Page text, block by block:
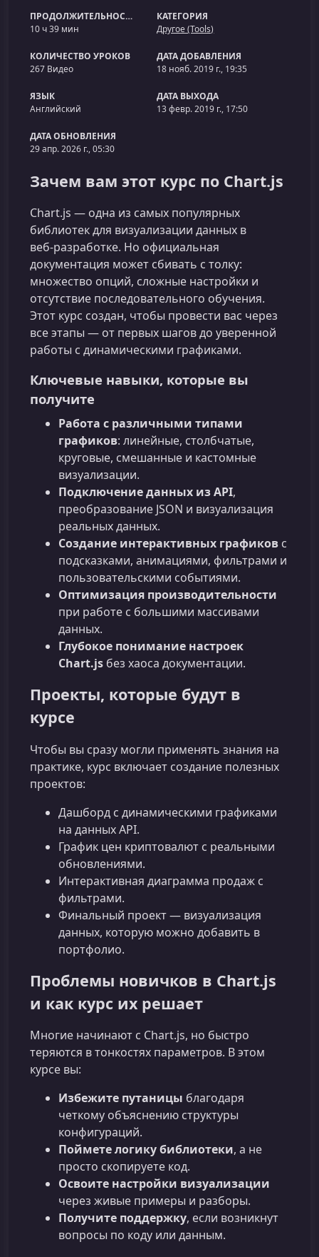
ПРОДОЛЖИТЕЛЬНОСТЬ
10 ч 39 мин
КАТЕГОРИЯ
Другое (Tools)
КОЛИЧЕСТВО УРОКОВ
267 Видео
ДАТА ДОБАВЛЕНИЯ
18 нояб. 2019 г., 19:35
ЯЗЫК
Английский
ДАТА ВЫХОДА
13 февр. 2019 г., 17:50
ДАТА ОБНОВЛЕНИЯ
29 апр. 2026 г., 05:30
Зачем вам этот курс по Chart.js
Chart.js — одна из самых популярных
библиотек для визуализации данных в
веб‑разработке. Но официальная
документация может сбивать с толку:
множество опций, сложные настройки и
отсутствие последовательного обучения.
Этот курс создан, чтобы провести вас через
все этапы — от первых шагов до уверенной
работы с динамическими графиками.
Ключевые навыки, которые вы
получите
Работа с различными типами
графиков: линейные, столбчатые,
круговые, смешанные и кастомные
визуализации.
Подключение данных из API,
преобразование JSON и визуализация
реальных данных.
Создание интерактивных графиков с
подсказками, анимациями, фильтрами и
пользовательскими событиями.
Оптимизация производительности
при работе с большими массивами
данных.
Глубокое понимание настроек
Chart.js без хаоса документации.
Проекты, которые будут в
курсе
Чтобы вы сразу могли применять знания на
практике, курс включает создание полезных
проектов:
Дашборд с динамическими графиками
на данных API.
График цен криптовалют с реальными
обновлениями.
Интерактивная диаграмма продаж с
фильтрами.
Финальный проект — визуализация
данных, которую можно добавить в
портфолио.
Проблемы новичков в Chart.js
и как курс их решает
Многие начинают с Chart.js, но быстро
теряются в тонкостях параметров. В этом
курсе вы:
Избежите путаницы благодаря
четкому объяснению структуры
конфигураций.
Поймете логику библиотеки, а не
просто скопируете код.
Освоите настройки визуализации
через живые примеры и разборы.
Получите поддержку, если возникнут
вопросы по коду или данным.